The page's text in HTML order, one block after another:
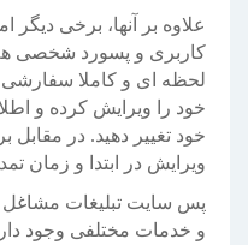
علاوه بر آنها، برخی
کاربری و پسورد شخصی
لحظه ای و کاملا
خود را ویرایش کرده و
خود تغییر دهید. در مقابل
ویرایش در ابتدا و زمان
پس سایت تبلیغات مشاغل
و خدمات مختلفی وجود